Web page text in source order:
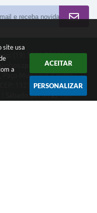
site usa
a
ACEITAR
PERSONALIZAR
(19) 3859-7500 (em
Paço Municipal, Centro -
13270-005
| Sábado das 9h às 13h